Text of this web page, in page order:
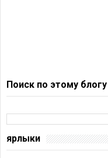
Поиск по этому блогу
ярлыки